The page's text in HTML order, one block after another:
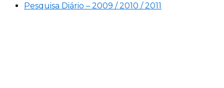
Pesquisa Diário – 2009 / 2010 / 2011